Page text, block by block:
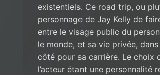
existentiels. Ce road trip, ou
personnage de Jay Kelly de
entre le visage public du
le monde, et sa vie privée,
côté pour sa carrière. Le choix
l’acteur étant une personnalité